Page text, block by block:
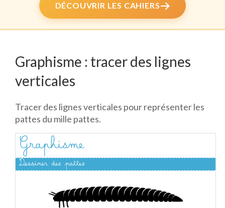
DÉCOUVRIR LES CAHIERS
Graphisme : tracer des lignes
verticales
Tracer des lignes verticales pour représenter les
pattes du mille pattes.